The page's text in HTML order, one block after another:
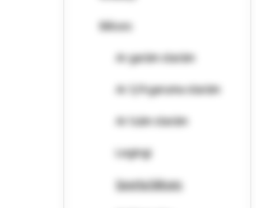
Bikses
Ar garām starām
Ar 3/4 garuma starām
Ar īsām starām
Legingi
Sporta bikses